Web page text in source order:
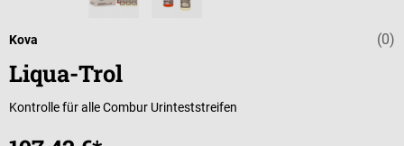
(0)
Kova
Liqua-Trol
Kontrolle für alle Combur Urinteststreifen